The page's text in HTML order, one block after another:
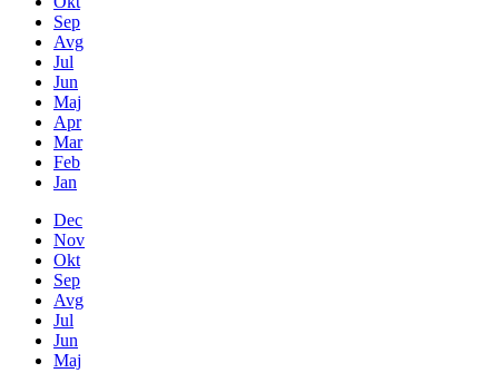
Sep
Avg
Jul
Jun
Maj
Apr
Mar
Feb
Jan
Dec
Nov
Okt
Sep
Avg
Jul
Jun
Maj